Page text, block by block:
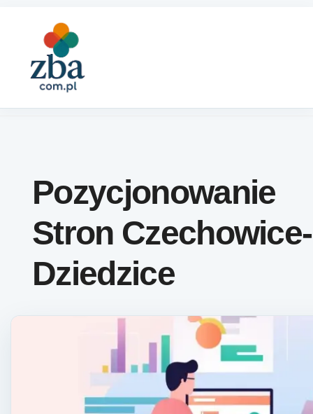
Pozycjonowanie
Stron Czechowice-
Dziedzice